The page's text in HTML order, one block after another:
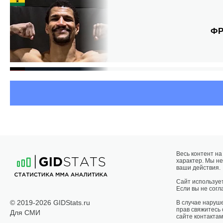
© 2019-2026 GIDStats.ru
Для СМИ
Весь контент
характер. Мы
ваши действия.
Сайт
Если вы не
В случае
прав
сайте